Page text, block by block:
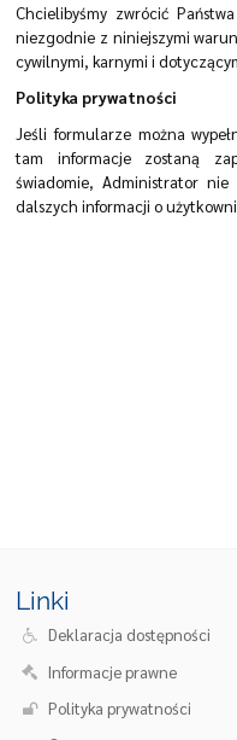
Chcielibyśmy zwrócić
niezgodnie z niniejszymi
cywilnymi, karnymi i
Polityka prywatności
Jeśli formularze można
tam informacje zostaną
świadomie, Administrator
dalszych informacji o
Linki
Deklaracja dostępności
Informacje prawne
Polityka prywatności